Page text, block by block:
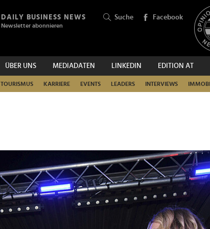
DAILY BUSINESS NEWS
Newsletter abonnieren
Suche Facebook
ÜBER UNS MEDIADATEN LINKEDIN EDITION AT
TOURISMUS KARRIERE EVENTS LEADERS INTERVIEWS
SUCHEN